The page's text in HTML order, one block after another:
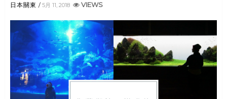
日本關東 5月 11, 2018 VIEWS